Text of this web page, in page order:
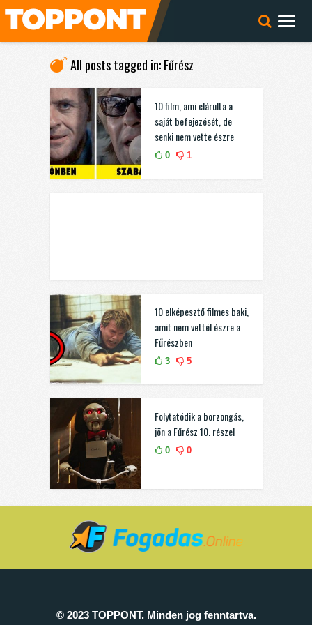
All posts tagged in: Fűrész
10 film, ami elárulta a
saját befejezését, de
senki nem vette észre
0 1
10 elképesztő filmes baki,
amit nem vettél észre a
Fűrészben
3 5
Folytatódik a borzongás,
jön a Fűrész 10. része!
0 0
© 2023 TOPPONT. Minden jog fenntartva.